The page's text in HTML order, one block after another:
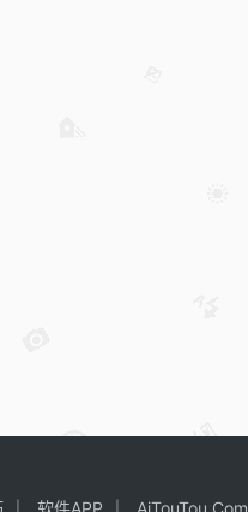
软件APP AiTouTou.Com